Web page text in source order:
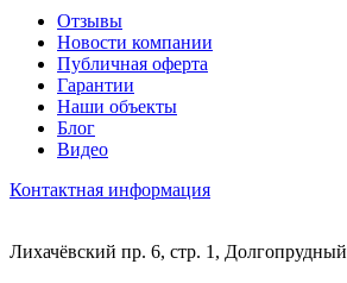
Отзывы
Новости компании
Публичная оферта
Гарантии
Наши объекты
Блог
Видео
Контактная информация
Лихачёвский пр. 6, стр. 1, Долгопрудный